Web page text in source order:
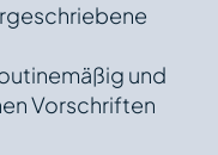
und
Vorschriften